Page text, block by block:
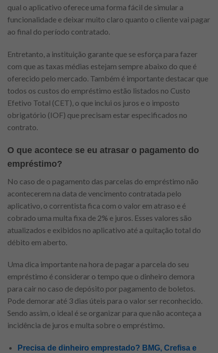
qual o aplicativo oferece uma forma fácil de simular a
funcionalidade e deixar muito claro quanto o cliente vai pagar
ao final do período contratado.
Entretanto, a instituição garante que se esforça para fazer
com que as taxas médias estejam sempre abaixo do que é
oferecido pelo mercado. Também é importante destacar que
todos os custos do empréstimo estão listados no Custo
Efetivo Total (CET), o que inclui os juros e o imposto
obrigatório (IOF) que precisam estar especificados no
contrato.
O que acontece se eu atrasar o pagamento do
empréstimo?
No caso de o pagamento das parcelas do empréstimo não
acontecerem na data de vencimento contratada pelo
aplicativo, o correntista fica com o valor em atraso e é
cobrado uma multa fixa de 2% e juros. Esses valores são
atualizados e exibidos no aplicativo até a quitação total do
débito em aberto.
Uma dica importante na hora de pagar a parcela do seu
empréstimo é considerar o tempo que o dinheiro demora
para cair no caso de depósito por pagamento de boletos.
Pode demorar até 3 dias úteis para o valor ser reconhecido.
Sendo assim, o ideal é se organizar para que não aconteça a
incidência de juros e multa sobre o empréstimo.
Precisa de dinheiro emprestado? BMG, Crefisa e